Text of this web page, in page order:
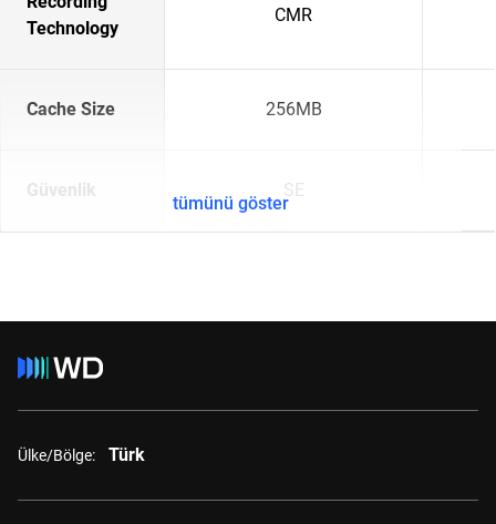
Technology
CMR
Cache Size 256MB
Güvenlik SE
tümünü göster
Ülke/Bölge: Türk